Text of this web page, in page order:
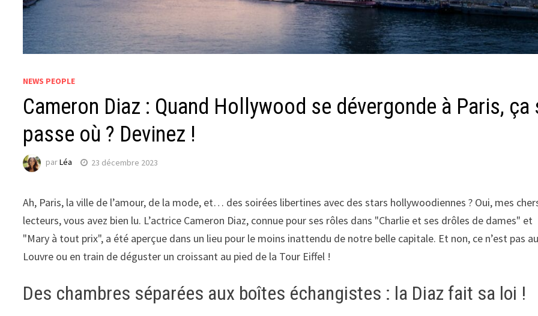
NEWS PEOPLE
Cameron Diaz : Quand Hollywood se dévergonde à Paris, ça
passe où ? Devinez !
parLéa 23 décembre 2023
Ah, Paris, la ville de l’amour, de la mode, et… des soirées libertines avec des stars hollywoodiennes ? Oui, mes
lecteurs, vous avez bien lu. L’actrice Cameron Diaz, connue pour ses rôles dans "Charlie et ses drôles de dames" et
"Mary à tout prix", a été aperçue dans un lieu pour le moins inattendu de notre belle capitale. Et non, ce n’est pas au
Louvre ou en train de déguster un croissant au pied de la Tour Eiffel !
Des chambres séparées aux boîtes échangistes : la Diaz fait sa loi !